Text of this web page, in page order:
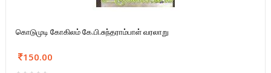
கொடுமுடி கோகிலம் கே.பி.சுந்தராம்பாள் வரலாறு
150.00